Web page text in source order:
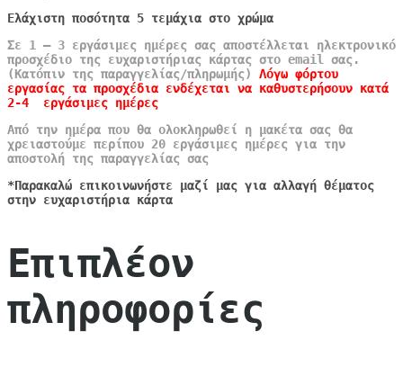
Ελάχιστη ποσότητα 5 τεμάχια στο χρώμα
Σε 1 – 3 εργάσιμες ημέρες σας αποστέλλεται ηλεκτρονικό
προσχέδιο της ευχαριστήριας κάρτας στο email σας.
(Κατόπιν της παραγγελίας/πληρωμής) Λόγω φόρτου
εργασίας τα προσχέδια ενδέχεται να καθυστερήσουν κατά
2-4 εργάσιμες ημέρες
Από την ημέρα που θα ολοκληρωθεί η μακέτα σας θα
χρειαστούμε περίπου 20 εργάσιμες ημέρες για την
αποστολή της παραγγελίας σας
*Παρακαλώ επικοινωνήστε μαζί μας για αλλαγή θέματος
στην ευχαριστήρια κάρτα
Επιπλέον
πληροφορίες